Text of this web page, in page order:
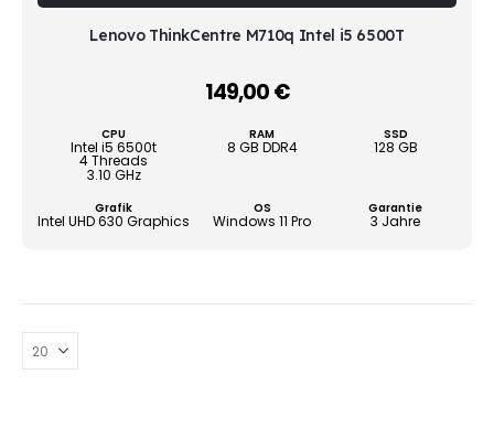
weist
Lenovo ThinkCentre M710q Intel i5 6500T
149,00€–
CPU
Intel i5 6500t
4 Threads
3.10 GHz
RAM
8 GB DDR4
SSD
128 GB
Grafik
Intel UHD 630 Graphics
OS
Windows 11 Pro
Garantie
3 Jahre